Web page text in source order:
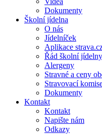
Dokumenty
Školní jídelna
O nás
Jídelníček
Aplikace
Řád školní jídelny
Alergeny
Stravné a ceny
Stravovací
Dokumenty
Kontakt
Kontakt
Napište nám
Odkazy